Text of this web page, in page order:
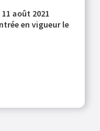
août 2021
en vigueur le